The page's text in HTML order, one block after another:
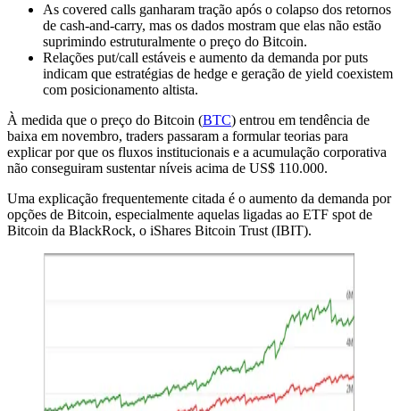
As covered calls ganharam tração após o colapso dos retornos
de cash-and-carry, mas os dados mostram que elas não estão
suprimindo estruturalmente o preço do Bitcoin.
Relações put/call estáveis e aumento da demanda por puts
indicam que estratégias de hedge e geração de yield coexistem
com posicionamento altista.
À medida que o preço do Bitcoin (BTC) entrou em tendência de
baixa em novembro, traders passaram a formular teorias para
explicar por que os fluxos institucionais e a acumulação corporativa
não conseguiram sustentar níveis acima de US$ 110.000.
Uma explicação frequentemente citada é o aumento da demanda por
opções de Bitcoin, especialmente aquelas ligadas ao ETF spot de
Bitcoin da BlackRock, o iShares Bitcoin Trust (IBIT).